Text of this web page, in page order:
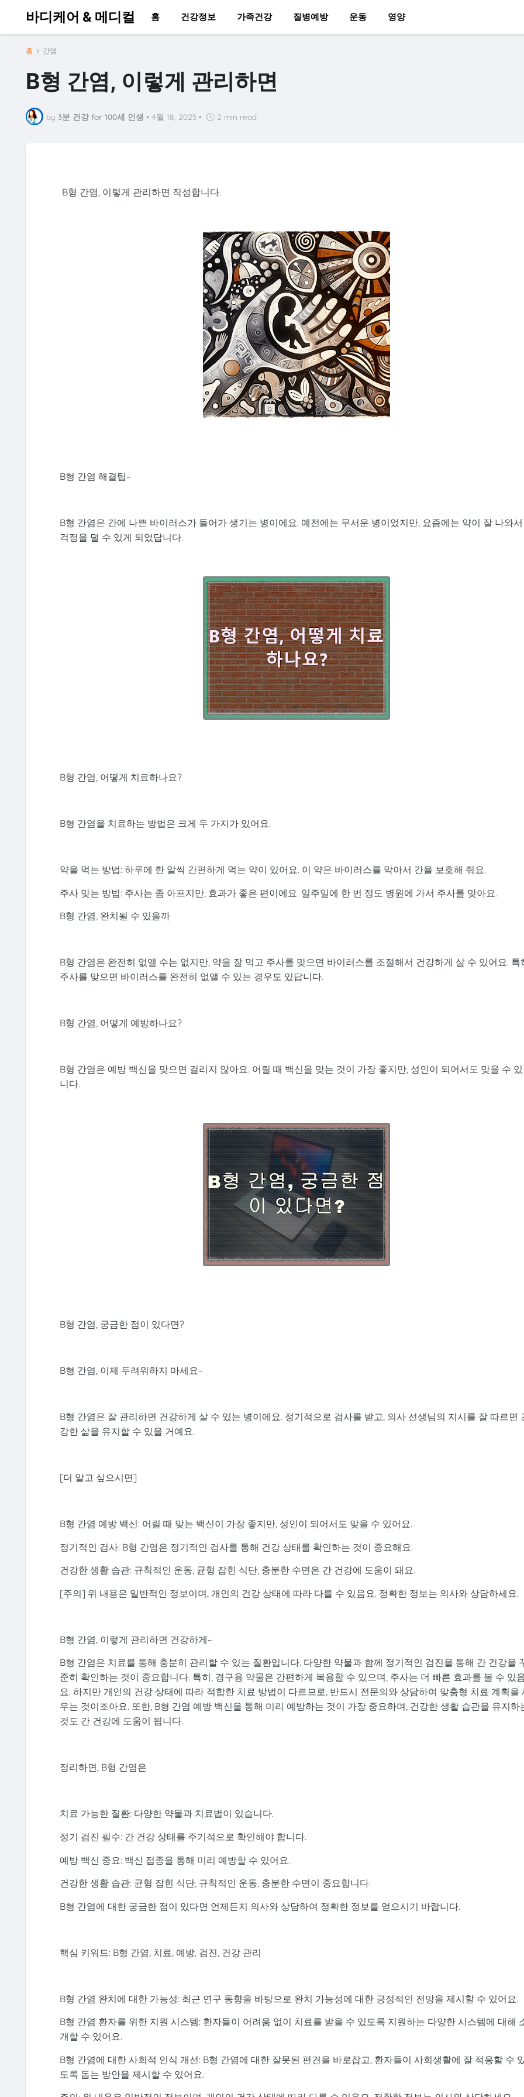
바디케어 & 메디컬 홈 건강정보 가족건강 질병예방 운동 영양
홈 간염
B형 간염, 이렇게 관리하면
by 3분 건강 for 100세 인생 • 4월 18, 2025 • 2 min read
B형 간염, 이렇게 관리하면 작성합니다.
B형 간염 해결팁~
B형 간염은 간에 나쁜 바이러스가 들어가 생기는 병이에요. 예전에는 무서운 병이었지만, 요즘에는 약이 잘 나와서
걱정을 덜 수 있게 되었답니다.
B형 간염, 어떻게 치료하나요?
B형 간염을 치료하는 방법은 크게 두 가지가 있어요.
약을 먹는 방법: 하루에 한 알씩 간편하게 먹는 약이 있어요. 이 약은 바이러스를 막아서 간을 보호해 줘요.
주사 맞는 방법: 주사는 좀 아프지만, 효과가 좋은 편이에요. 일주일에 한 번 정도 병원에 가서 주사를 맞아요.
B형 간염, 완치될 수 있을까
B형 간염은 완전히 없앨 수는 없지만, 약을 잘 먹고 주사를 맞으면 바이러스를 조절해서 건강하게 살 수 있어요. 특
주사를 맞으면 바이러스를 완전히 없앨 수 있는 경우도 있답니다.
B형 간염, 어떻게 예방하나요?
B형 간염은 예방 백신을 맞으면 걸리지 않아요. 어릴 때 백신을 맞는 것이 가장 좋지만, 성인이 되어서도 맞을 수
니다.
B형 간염, 궁금한 점이 있다면?
B형 간염, 이제 두려워하지 마세요~
B형 간염은 잘 관리하면 건강하게 살 수 있는 병이에요. 정기적으로 검사를 받고, 의사 선생님의 지시를 잘 따르면
강한 삶을 유지할 수 있을 거예요.
[더 알고 싶으시면]
B형 간염 예방 백신: 어릴 때 맞는 백신이 가장 좋지만, 성인이 되어서도 맞을 수 있어요.
정기적인 검사: B형 간염은 정기적인 검사를 통해 건강 상태를 확인하는 것이 중요해요.
건강한 생활 습관: 규칙적인 운동, 균형 잡힌 식단, 충분한 수면은 간 건강에 도움이 돼요.
[주의] 위 내용은 일반적인 정보이며, 개인의 건강 상태에 따라 다를 수 있음요. 정확한 정보는 의사와 상담하세요.
B형 간염, 이렇게 관리하면 건강하게~
B형 간염은 치료를 통해 충분히 관리할 수 있는 질환입니다. 다양한 약물과 함께 정기적인 검진을 통해 간 건강을
준히 확인하는 것이 중요합니다. 특히, 경구용 약물은 간편하게 복용할 수 있으며, 주사는 더 빠른 효과를 볼 수 있
요. 하지만 개인의 건강 상태에 따라 적합한 치료 방법이 다르므로, 반드시 전문의와 상담하여 맞춤형 치료 계획을
우는 것이조아요. 또한, B형 간염 예방 백신을 통해 미리 예방하는 것이 가장 중요하며, 건강한 생활 습관을 유지하
것도 간 건강에 도움이 됩니다.
정리하면, B형 간염은
치료 가능한 질환: 다양한 약물과 치료법이 있습니다.
정기 검진 필수: 간 건강 상태를 주기적으로 확인해야 합니다.
예방 백신 중요: 백신 접종을 통해 미리 예방할 수 있어요.
건강한 생활 습관: 균형 잡힌 식단, 규칙적인 운동, 충분한 수면이 중요합니다.
B형 간염에 대한 궁금한 점이 있다면 언제든지 의사와 상담하여 정확한 정보를 얻으시기 바랍니다.
핵심 키워드: B형 간염, 치료, 예방, 검진, 건강 관리
B형 간염 완치에 대한 가능성: 최근 연구 동향을 바탕으로 완치 가능성에 대한 긍정적인 전망을 제시할 수 있어요.
B형 간염 환자를 위한 지원 시스템: 환자들이 어려움 없이 치료를 받을 수 있도록 지원하는 다양한 시스템에 대해
개할 수 있어요.
B형 간염에 대한 사회적 인식 개선: B형 간염에 대한 잘못된 편견을 바로잡고, 환자들이 사회생활에 잘 적응할 수
도록 돕는 방안을 제시할 수 있어요.